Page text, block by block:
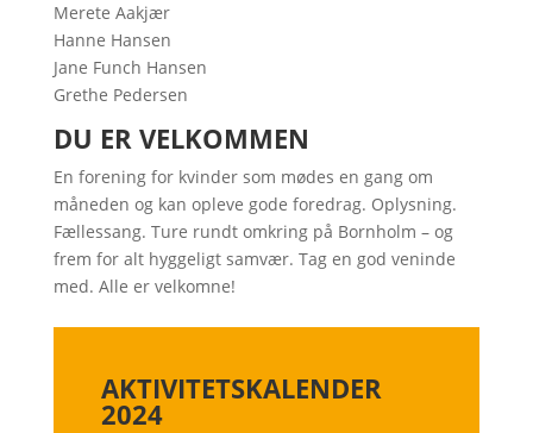
Merete Aakjær
Hanne Hansen
Jane Funch Hansen
Grethe Pedersen
DU ER VELKOMMEN
En forening for kvinder som mødes en gang om
måneden og kan opleve gode foredrag. Oplysning.
Fællessang. Ture rundt omkring på Bornholm – og
frem for alt hyggeligt samvær. Tag en god veninde
med. Alle er velkomne!
AKTIVITETSKALENDER
2024